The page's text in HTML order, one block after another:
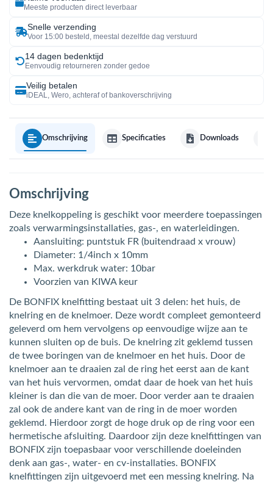
Meeste producten direct leverbaar
Snelle verzending
Voor 15:00 besteld, meestal dezelfde dag verstuurd
14 dagen bedenktijd
Eenvoudig retourneren zonder gedoe
Veilig betalen
iDEAL, Wero, achteraf of bankoverschrijving
Omschrijving Specificaties Downloads
Omschrijving
Deze knelkoppeling is geschikt voor meerdere toepassingen
zoals verwarmingsinstallaties, gas-, en waterleidingen.
Aansluiting: puntstuk FR (buitendraad x vrouw)
Diameter: 1/4inch x 10mm
Max. werkdruk water: 10bar
Voorzien van KIWA keur
De BONFIX knelfitting bestaat uit 3 delen: het huis, de
knelring en de knelmoer. Deze wordt compleet gemonteerd
geleverd om hem vervolgens op eenvoudige wijze aan te
kunnen sluiten op de buis. De knelring zit geklemd tussen
de twee boringen van de knelmoer en het huis. Door de
knelmoer aan te draaien zal de ring het eerst aan de kant
van het huis vervormen, omdat daar de hoek van het huis
kleiner is dan die van de moer. Door verder aan te draaien
zal ook de andere kant van de ring in de moer worden
geklemd. Hierdoor zorgt de hoge druk op de ring voor een
hermetische afsluiting. Daardoor zijn deze knelfittingen van
BONFIX zijn toepasbaar voor verschillende doeleinden
denk aan gas-, water- en cv-installaties. BONFIX
knelfittingen zijn uitgevoerd met een messing knelring. Na